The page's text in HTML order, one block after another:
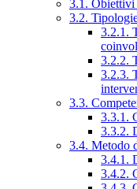
3.1. Obiettivi
3.2.
3.2.1.
3.2.2.
3.2.3.
3.3.
3.3.1.
3.3.2.
3.4. Metodo
3.4.1.
3.4.2.